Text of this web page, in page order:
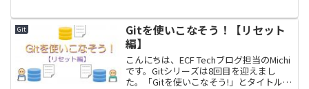
更してお送りしています。よろしくお願
い...
Git
Gitを使いこなそう！【リセット
編】
こんにちは、ECF Techブログ担当のMichi
です。Gitシリーズは8回目を迎えまし
た。「Gitを使いこなそう!」とタイトルを